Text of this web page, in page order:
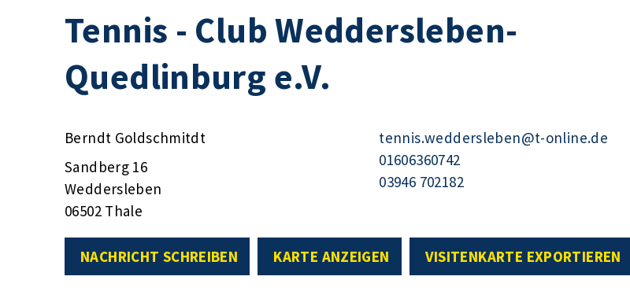
Tennis - Club Weddersleben-
Quedlinburg e.V.
Berndt Goldschmitdt
Sandberg 16
Weddersleben
06502 Thale
tennis.weddersleben@t-online.de
01606360742
03946 702182
NACHRICHT SCHREIBEN KARTE ANZEIGEN VISITENKARTE EXPORTIEREN